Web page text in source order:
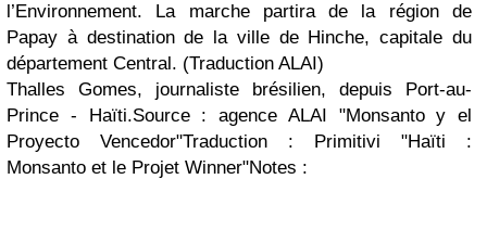
l’Environnement. La marche partira de la région de
Papay à destination de la ville de Hinche, capitale du
département Central. (Traduction ALAI)
Thalles Gomes, journaliste brésilien, depuis Port-au-
Prince - Haïti.Source : agence ALAI "Monsanto y el
Proyecto Vencedor"Traduction : Primitivi "Haïti :
Monsanto et le Projet Winner"Notes :